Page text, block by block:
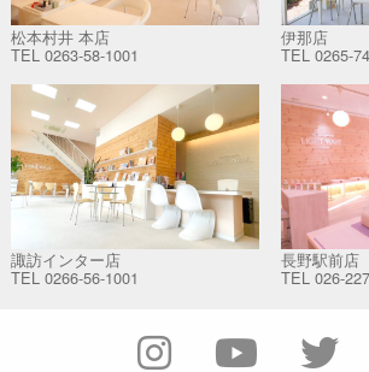
松本村井 本店
TEL 0263-58-1001
伊那店
TEL 0265-
諏訪インター店
TEL 0266-56-1001
長野駅前店
TEL 026-